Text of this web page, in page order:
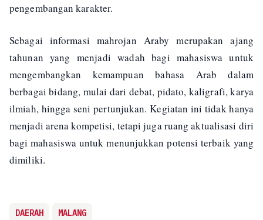
pengembangan karakter.
Sebagai informasi mahrojan Araby merupakan ajang
tahunan yang menjadi wadah bagi mahasiswa untuk
mengembangkan kemampuan bahasa Arab dalam
berbagai bidang, mulai dari debat, pidato, kaligrafi, karya
ilmiah, hingga seni pertunjukan. Kegiatan ini tidak hanya
menjadi arena kompetisi, tetapi juga ruang aktualisasi diri
bagi mahasiswa untuk menunjukkan potensi terbaik yang
dimiliki.
DAERAH MALANG